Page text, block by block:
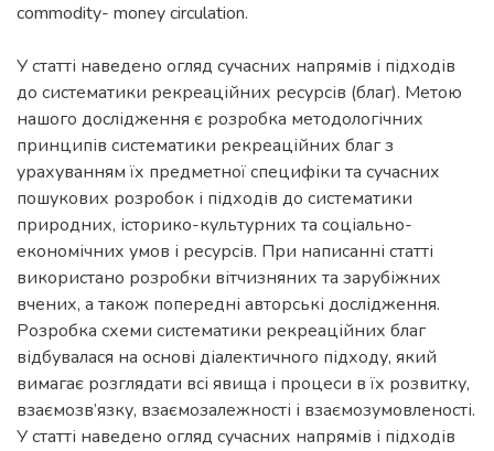
У статті наведено огляд сучасних напрямів і підходів
до систематики рекреаційних ресурсів (благ). Метою
нашого дослідження є розробка методологічних
принципів систематики рекреаційних благ з
урахуванням їх предметної специфіки та сучасних
пошукових розробок і підходів до систематики
природних, історико-культурних та соціально-
економічних умов і ресурсів. При написанні статті
використано розробки вітчизняних та зарубіжних
вчених, а також попередні авторські дослідження.
Розробка схеми систематики рекреаційних благ
відбувалася на основі діалектичного підходу, який
вимагає розглядати всі явища і процеси в їх розвитку,
взаємозв’язку, взаємозалежності і взаємозумовленості.
У статті наведено огляд сучасних напрямів і підходів